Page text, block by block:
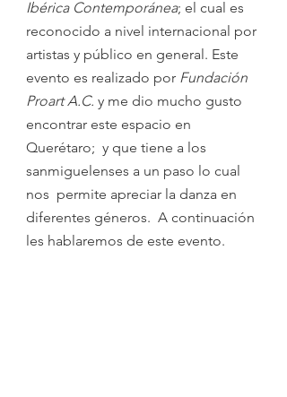
Ibérica Contemporánea; el cual es
reconocido a nivel internacional por
artistas y público en general. Este
evento es realizado por Fundación
Proart A.C. y me dio mucho gusto
encontrar este espacio en
Querétaro;  y que tiene a los
sanmiguelenses a un paso lo cual
nos  permite apreciar la danza en
diferentes géneros.  A continuación
les hablaremos de este evento.